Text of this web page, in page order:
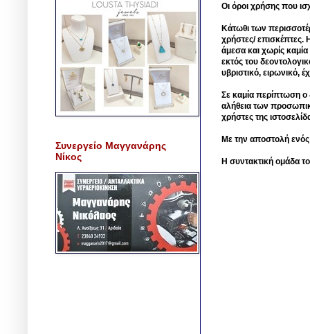
Οι όροι χρήσης που
Κάτωθι των
χρήστες/ επισκέπτες.
άμεσα και χωρίς
εκτός του
υβριστικό, ειρωνικό,
Σε καμία περίπτωση ο
αλήθεια των
χρήστες της
Με την αποστολή
Η συντακτική ομάδα
Συνεργείο Μαγγανάρης
Νίκος